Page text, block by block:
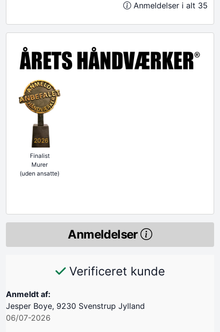
Anmeldelser i alt 35
2026
Finalist
Murer
(uden ansatte)
Anmeldelser
Verificeret kunde
Anmeldt af:
Jesper Boye, 9230 Svenstrup Jylland
06/07-2026